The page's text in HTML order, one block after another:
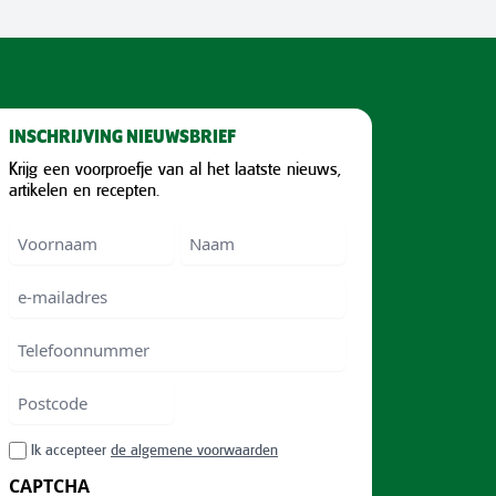
INSCHRIJVING NIEUWSBRIEF
Krijg een voorproefje van al het laatste nieuws,
artikelen en recepten.
Voornaam
Telefoonnummer
Postcode
ZIP
/
Postal
RGPDIk accepteer de algemene voorwaarden
CAPTCHA